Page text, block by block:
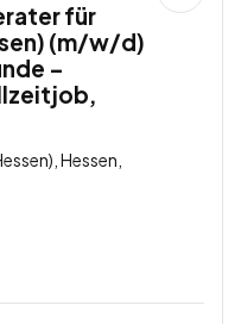
für
(m/w/d)
–
Hessen,